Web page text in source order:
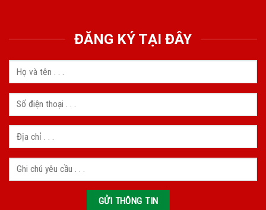
ĐĂNG KÝ TẠI ĐÂY